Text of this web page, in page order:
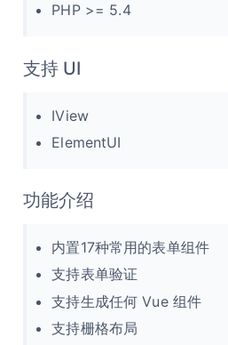
PHP >= 5.4
支持 UI
IView
ElementUI
功能介绍
内置17种常用的表单组件
支持表单验证
支持生成任何 Vue 组件
支持栅格布局